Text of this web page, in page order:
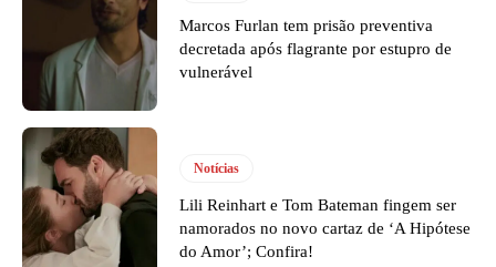
Marcos Furlan tem prisão preventiva
decretada após flagrante por estupro de
vulnerável
Notícias
Lili Reinhart e Tom Bateman fingem ser
namorados no novo cartaz de ‘A Hipótese
do Amor’; Confira!